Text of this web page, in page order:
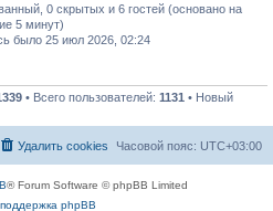
0 скрытых и 6 гостей (основано на
5 минут)
было 25 июл 2026, 02:24
• Всего пользователей: 1131 • Новый
Часовой пояс: UTC+03:00
Удалить cookies
® Forum Software © phpBB Limited
phpBB